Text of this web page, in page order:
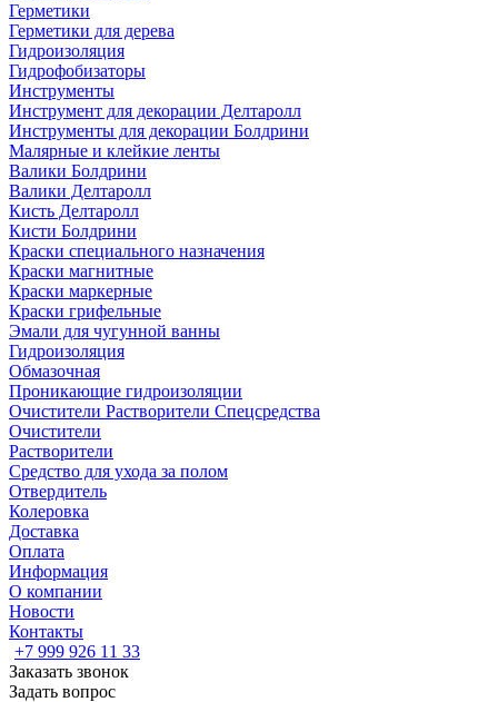
Герметики
Герметики для дерева
Гидроизоляция
Гидрофобизаторы
Инструменты
Инструмент для декорации Делтаролл
Инструменты для декорации Болдрини
Малярные и клейкие ленты
Валики Болдрини
Валики Делтаролл
Кисть Делтаролл
Кисти Болдрини
Краски специального назначения
Краски магнитные
Краски маркерные
Краски грифельные
Эмали для чугунной ванны
Гидроизоляция
Обмазочная
Проникающие гидроизоляции
Очистители Растворители Спецсредства
Очистители
Растворители
Средство для ухода за полом
Отвердитель
Колеровка
Доставка
Оплата
Информация
О компании
Новости
Контакты
+7 999 926 11 33
Заказать звонок
Задать вопрос